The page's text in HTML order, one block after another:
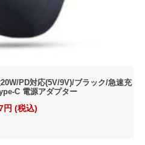
PD対応(5V/9V)/ブラック/急速充
C 電源アダプター
円 (税込)